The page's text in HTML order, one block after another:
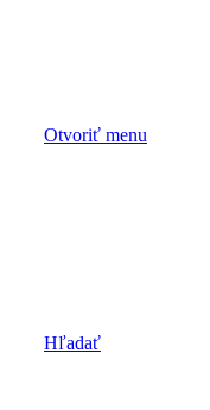
Otvoriť menu
Hľadať